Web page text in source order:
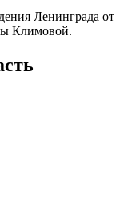
Ленинграда от
Климовой.